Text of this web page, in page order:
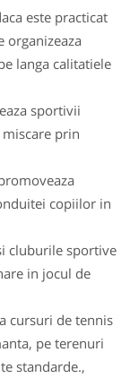
este practicat
organizeaza
langa calitatiele
sportivii
prin
copiilor in
cluburile sportive
in jocul de
cursuri de tennis
pe terenuri
standarde.,